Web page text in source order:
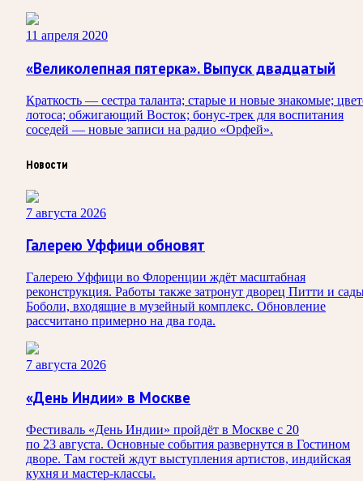
11 апреля 2020
«Великолепная пятерка». Выпуск двадцатый
Краткость — сестра таланта; старые и новые знакомые;
лотоса; обжигающий Восток; бонус-трек для воспитания
соседей — новые записи на радио «Орфей».
Новости
7 августа 2026
Галерею Уффици обновят
Галерею Уффици во Флоренции ждёт масштабная
реконструкция. Работы также затронут дворец Питти и
Боболи, входящие в музейный комплекс. Обновление
рассчитано примерно на два года.
7 августа 2026
«День Индии» в Москве
Фестиваль «День Индии» пройдёт в Москве с 20
по 23 августа. Основные события развернутся в Гостином
дворе. Там гостей ждут выступления артистов, индийская
кухня и мастер-классы.